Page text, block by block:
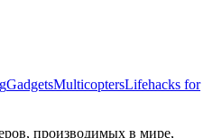
GadgetsMulticoptersLifehacks for
производимых в мире,